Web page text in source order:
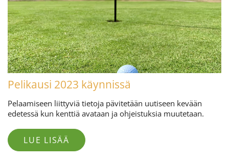
Pelikausi 2023 käynnissä
Pelaamiseen liittyviä tietoja pävitetään uutiseen kevään
edetessä kun kenttiä avataan ja ohjeistuksia muutetaan.
LUE LISÄÄ